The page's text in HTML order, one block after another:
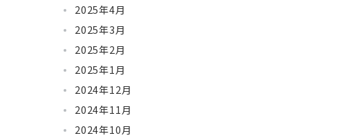
2025年4月
2025年3月
2025年2月
2025年1月
2024年12月
2024年11月
2024年10月